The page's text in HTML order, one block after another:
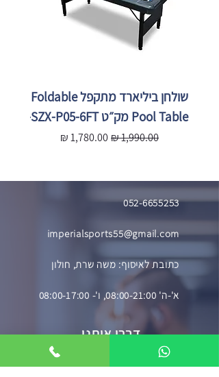
שולחן ביליארד מתקפל Foldable
Pool Table מק״ט SZX-P05-6FT
מחיר רגיל מחיר מבצע
P05-
052-6655253
imperialsports55@gmail.com
כתובת לאיסוף: משה שרת, חולון
א'-ה' 08:00-21:00, ו'- 08:00-17:00
דברו איתנו
השאירו פרטים וניצור עמכם קשר בהקדם